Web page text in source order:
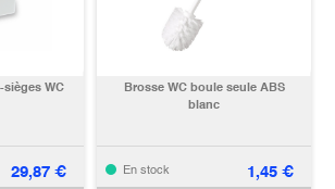
WC
29,87€
Brosse WC boule seule ABS
blanc
En stock 1,45€